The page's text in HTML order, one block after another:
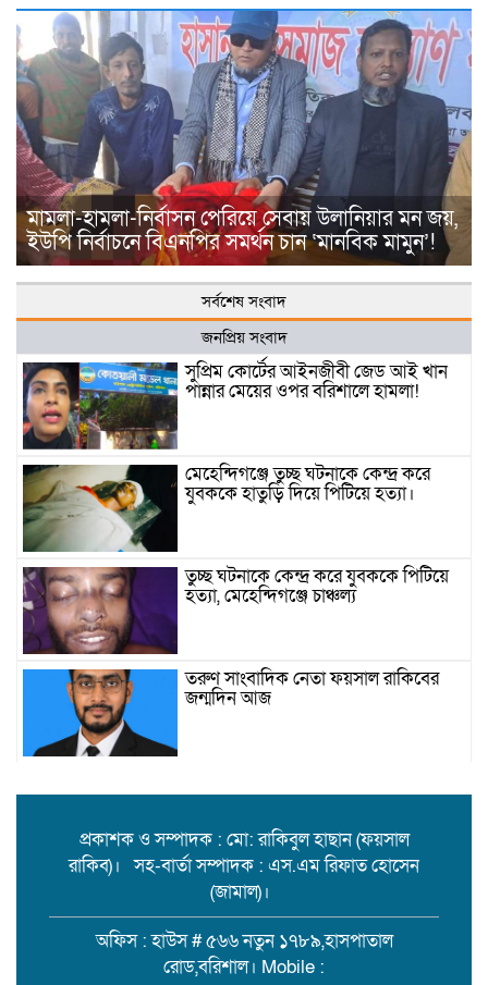
মামলা-হামলা-নির্বাসন পেরিয়ে সেবায় উলানিয়ার মন জয়,
ইউপি নির্বাচনে বিএনপির সমর্থন চান ‘মানবিক মামুন’!
সর্বশেষ সংবাদ
জনপ্রিয় সংবাদ
সুপ্রিম কোর্টের আইনজীবী জেড আই খান
পান্নার মেয়ের ওপর বরিশালে হামলা!
মেহেন্দিগঞ্জে তুচ্ছ ঘটনাকে কেন্দ্র করে
যুবককে হাতুড়ি দিয়ে পিটিয়ে হত্যা।
তুচ্ছ ঘটনাকে কেন্দ্র করে যুবককে পিটিয়ে
হত্যা, মেহেন্দিগঞ্জে চাঞ্চল্য
তরুণ সাংবাদিক নেতা ফয়সাল রাকিবের
জন্মদিন আজ
মামলা-হামলা-নির্বাসন পেরিয়ে সেবায়
উলানিয়ার মন জয়, ইউপি নির্বাচনে
বিএনপির সমর্থন চান ‘মানবিক মামুন’!
প্রকাশক ও সম্পাদক : মো: রাকিবুল হাছান (ফয়সাল
রাকিব)। সহ-বার্তা সম্পাদক : এস.এম রিফাত হোসেন
(জামাল)।
অফিস : হাউস # ৫৬৬ নতুন ১৭৮৯,হাসপাতাল
রোড,বরিশাল। Mobile :